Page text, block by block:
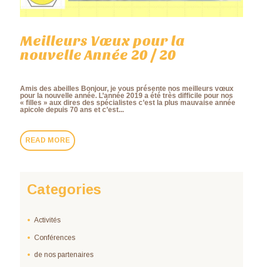
Meilleurs Vœux pour la
nouvelle Année 20 / 20
Amis des abeilles Bonjour, je vous présente nos meilleurs vœux
pour la nouvelle année. L’année 2019 a été très difficile pour nos
« filles » aux dires des spécialistes c’est la plus mauvaise année
apicole depuis 70 ans et c’est...
READ MORE
Categories
Activités
Conférences
de nos partenaires